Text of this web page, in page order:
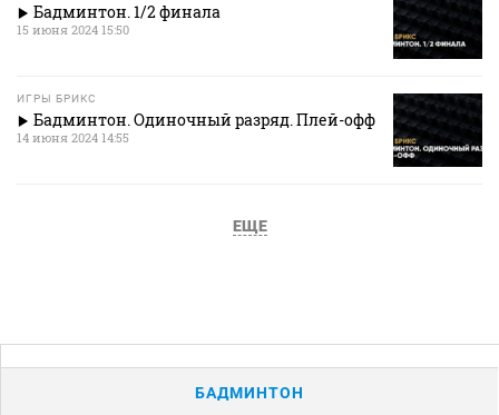
Бадминтон. 1/2 финала
15 июня 2024 15:50
ИГРЫ БРИКС
Бадминтон. Одиночный разряд. Плей-офф
14 июня 2024 14:55
ЕЩЕ
БАДМИНТОН